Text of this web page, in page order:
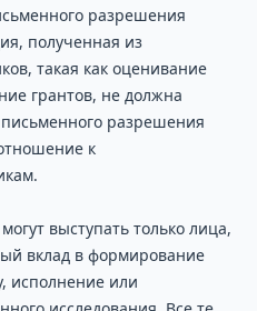
разрешения
полученная из
такая как оценивание
грантов, не должна
письменного разрешения
к
выступать только лица,
вклад в формирование
исполнение или